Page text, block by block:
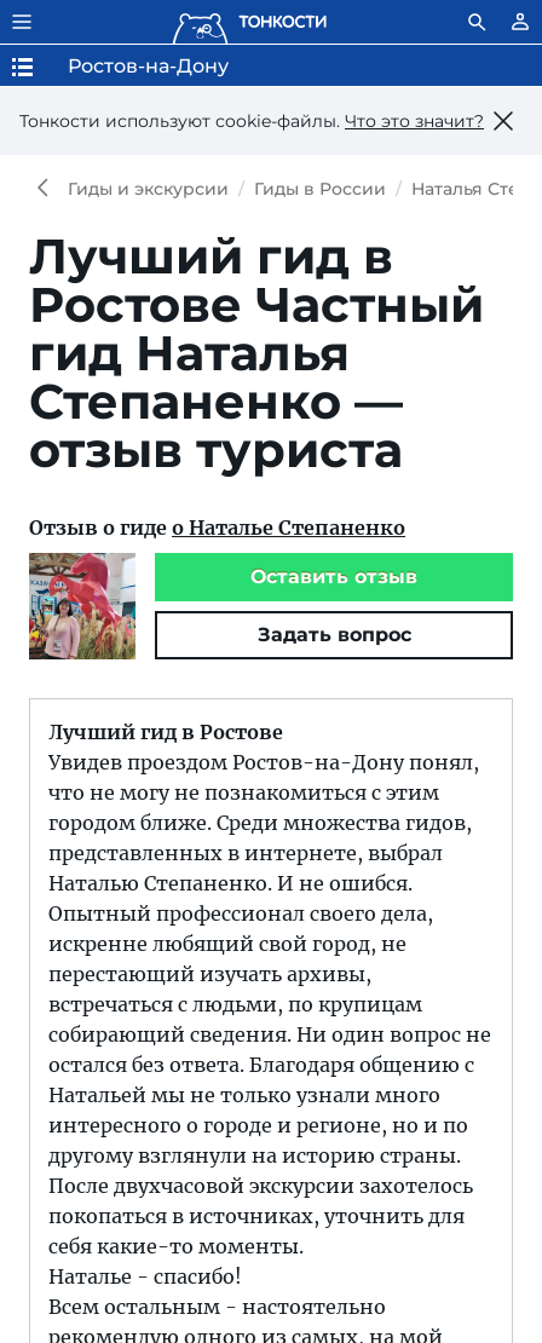
Тонкости используют сookie-файлы. Что это значит?
Ростов-на-Дону
Гиды и экскурсии Гиды в России Наталья
Лучший гид в
Ростове Частный
гид Наталья
Степаненко —
отзыв туриста
Отзыв о гиде о Наталье Степаненко
Оставить отзыв
Задать вопрос
Лучший гид в Ростове
Увидев проездом Ростов-на-Дону понял,
что не могу не познакомиться с этим
городом ближе. Среди множества гидов,
представленных в интернете, выбрал
Наталью Степаненко. И не ошибся.
Опытный профессионал своего дела,
искренне любящий свой город, не
перестающий изучать архивы,
встречаться с людьми, по крупицам
собирающий сведения. Ни один вопрос не
остался без ответа. Благодаря общению с
Натальей мы не только узнали много
интересного о городе и регионе, но и по
другому взглянули на историю страны.
После двухчасовой экскурсии захотелось
покопаться в источниках, уточнить для
себя какие-то моменты.
Наталье - спасибо!
Всем остальным - настоятельно
рекомендую одного из самых, на мой